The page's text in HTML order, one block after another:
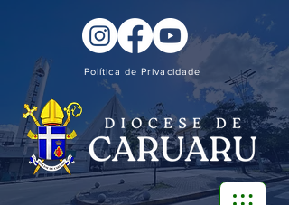
Política de Privacidade